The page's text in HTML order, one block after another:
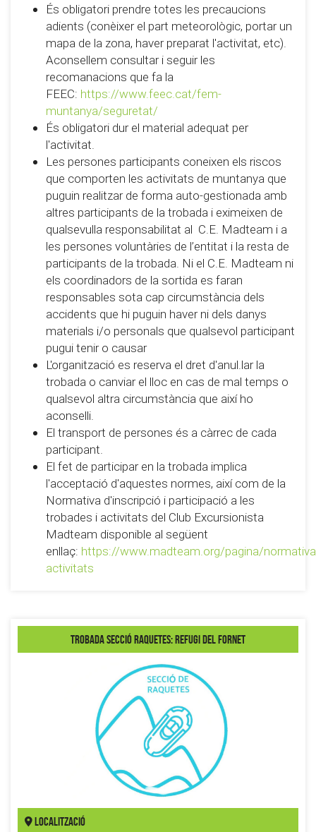
És obligatori prendre totes les precaucions
adients (conèixer el part meteorològic, portar un
mapa de la zona, haver preparat l'activitat, etc).
Aconsellem consultar i seguir les
recomanacions que fa la
FEEC: https://www.feec.cat/fem-
muntanya/seguretat/
És obligatori dur el material adequat per
l'activitat.
Les persones participants coneixen els riscos
que comporten les activitats de muntanya que
puguin realitzar de forma auto-gestionada amb
altres participants de la trobada i eximeixen de
qualsevulla responsabilitat al C.E. Madteam i a
les persones voluntàries de l’entitat i la resta de
participants de la trobada. Ni el C.E. Madteam ni
els coordinadors de la sortida es faran
responsables sota cap circumstància dels
accidents que hi puguin haver ni dels danys
materials i/o personals que qualsevol participant
pugui tenir o causar
L'organització es reserva el dret d'anul.lar la
trobada o canviar el lloc en cas de mal temps o
qualsevol altra circumstància que així ho
aconselli.
El transport de persones és a càrrec de cada
participant.
El fet de participar en la trobada implica
l'acceptació d'aquestes normes, així com de la
Normativa d'inscripció i participació a les
trobades i activitats del Club Excursionista
Madteam disponible al següent
enllaç: https://www.madteam.org/pagina/
activitats
Trobada secció Raquetes: Refugi del Fornet
Localització